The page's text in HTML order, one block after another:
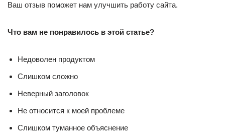
Ваш отзыв поможет нам улучшить работу сайта.
Что вам не понравилось в этой статье?
Недоволен продуктом
Слишком сложно
Неверный заголовок
Не относится к моей проблеме
Слишком туманное объяснение